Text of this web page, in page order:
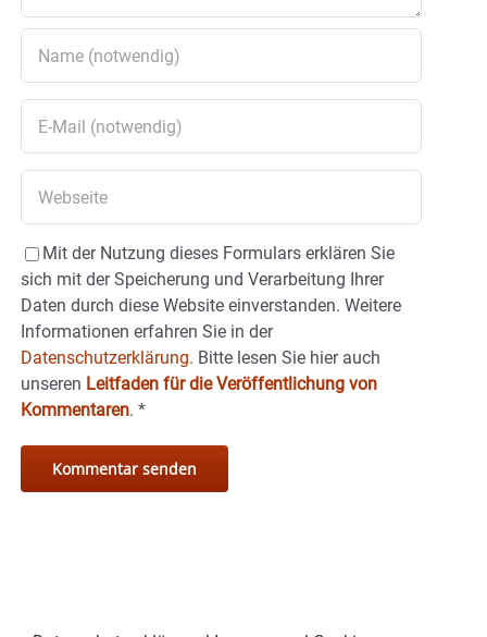
Mit der Nutzung dieses Formulars erklären Sie
sich mit der Speicherung und Verarbeitung Ihrer
Daten durch diese Website einverstanden. Weitere
Informationen erfahren Sie in der
Datenschutzerklärung. Bitte lesen Sie hier auch
unseren Leitfaden für die Veröffentlichung von
Kommentaren. *